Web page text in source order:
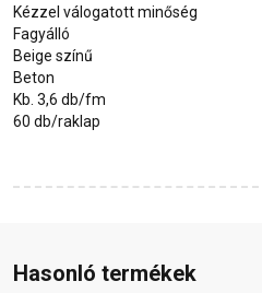
Kézzel válogatott minőség
Fagyálló
Beige színű
Beton
Kb. 3,6 db/fm
60 db/raklap
Hasonló termékek